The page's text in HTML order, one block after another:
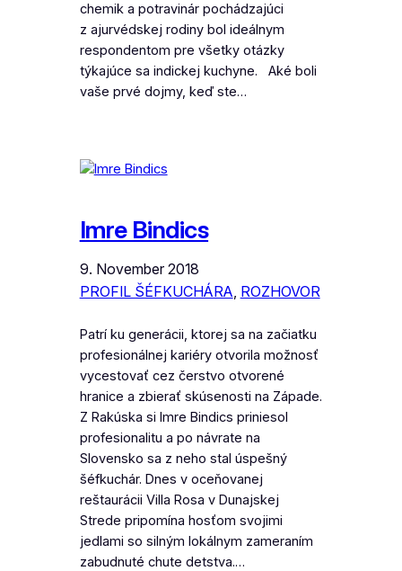
chemik a potravinár pochádzajúci
z ajurvédskej rodiny bol ideálnym
respondentom pre všetky otázky
týkajúce sa indickej kuchyne. Aké boli
vaše prvé dojmy, keď ste…
Imre Bindics
9. November 2018
PROFIL ŠÉFKUCHÁRA ROZHOVOR
Patrí ku generácii, ktorej sa na začiatku
profesionálnej kariéry otvorila možnosť
vycestovať cez čerstvo otvorené
hranice a zbierať skúsenosti na Západe.
Z Rakúska si Imre Bindics priniesol
profesionalitu a po návrate na
Slovensko sa z neho stal úspešný
šéfkuchár. Dnes v oceňovanej
reštaurácii Villa Rosa v Dunajskej
Strede pripomína hosťom svojimi
jedlami so silným lokálnym zameraním
zabudnuté chute detstva.…